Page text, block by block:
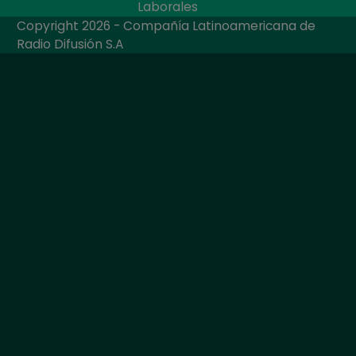
Laborales
Copyright 2026 - Compañía Latinoamericana de
Radio Difusión S.A